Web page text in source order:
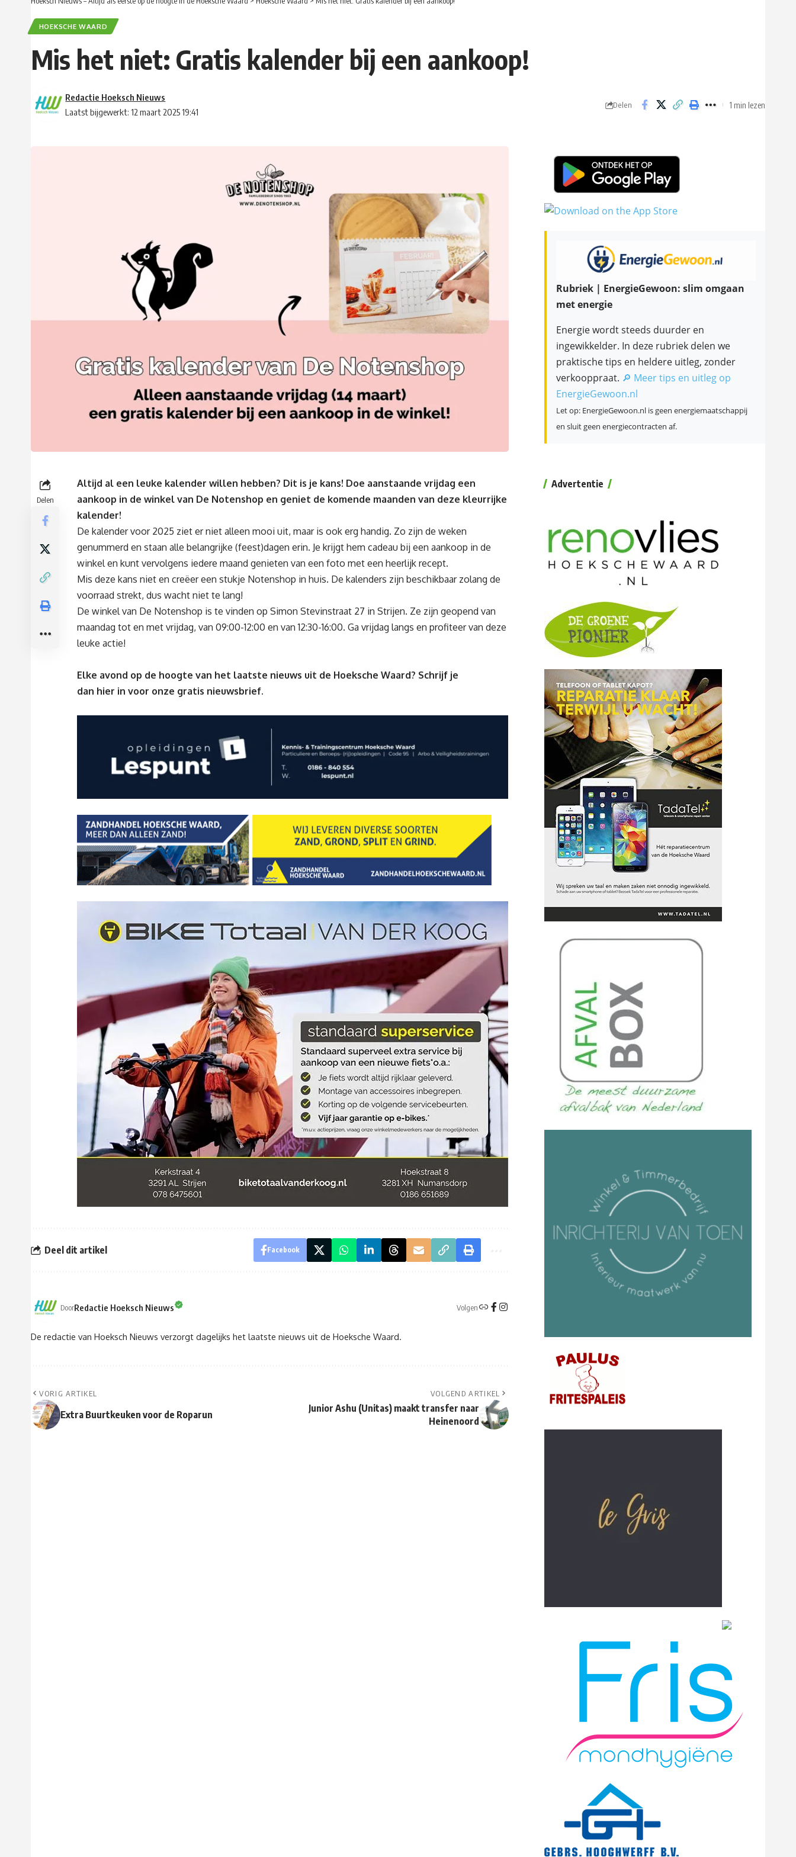
HOEKSCHE WAARD
Mis het niet: Gratis kalender bij een aankoop!
Laatst bijgewerkt: 12 maart 2025 19:41
Redactie Hoeksch Nieuws
Delen 1 min lezen
Delen
Altijd al een leuke kalender willen hebben? Dit is je kans! Doe aanstaande vrijdag een
aankoop in de winkel van De Notenshop en geniet de komende maanden van deze kleurrijke
kalender!
De kalender voor 2025 ziet er niet alleen mooi uit, maar is ook erg handig. Zo zijn de weken
genummerd en staan alle belangrijke (feest)dagen erin. Je krijgt hem cadeau bij een aankoop in de
winkel en kunt vervolgens iedere maand genieten van een foto met een heerlijk recept.
Mis deze kans niet en creëer een stukje Notenshop in huis. De kalenders zijn beschikbaar zolang de
voorraad strekt, dus wacht niet te lang!
De winkel van De Notenshop is te vinden op Simon Stevinstraat 27 in Strijen. Ze zijn geopend van
maandag tot en met vrijdag, van 09:00-12:00 en van 12:30-16:00. Ga vrijdag langs en profiteer van deze
leuke actie!
Elke avond op de hoogte van het laatste nieuws uit de Hoeksche Waard? Schrijf je
dan hier in voor onze gratis nieuwsbrief.
Deel dit artikel Facebook
DoorRedactie Hoeksch Nieuws Volgen
De redactie van Hoeksch Nieuws verzorgt dagelijks het laatste nieuws uit de Hoeksche Waard.
VORIG ARTIKEL
Extra Buurtkeuken voor de Roparun
VOLGEND ARTIKEL
Junior Ashu (Unitas) maakt transfer naar
Heinenoord
Rubriek | EnergieGewoon: slim omgaan
met energie
Energie wordt steeds duurder en
ingewikkelder. In deze rubriek delen we
praktische tips en heldere uitleg, zonder
verkooppraat. 🔎 Meer tips en uitleg op
EnergieGewoon.nl
Let op: EnergieGewoon.nl is geen energiemaatschappij
en sluit geen energiecontracten af.
Advertentie